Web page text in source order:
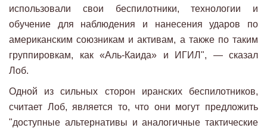
использовали свои беспилотники, технологии и
обучение для наблюдения и нанесения ударов по
американским союзникам и активам, а также по таким
группировкам, как «Аль-Каида» и ИГИЛ", — сказал
Лоб.
Одной из сильных сторон иранских беспилотников,
считает Лоб, является то, что они могут предложить
"доступные альтернативы и аналогичные тактические